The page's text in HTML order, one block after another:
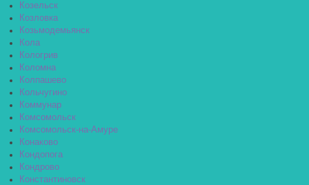
Козельск
Козловка
Козьмодемьянск
Кола
Кологрив
Коломна
Колпашево
Кольчугино
Коммунар
Комсомольск
Комсомольск-на-Амуре
Конаково
Кондопога
Кондрово
Константиновск